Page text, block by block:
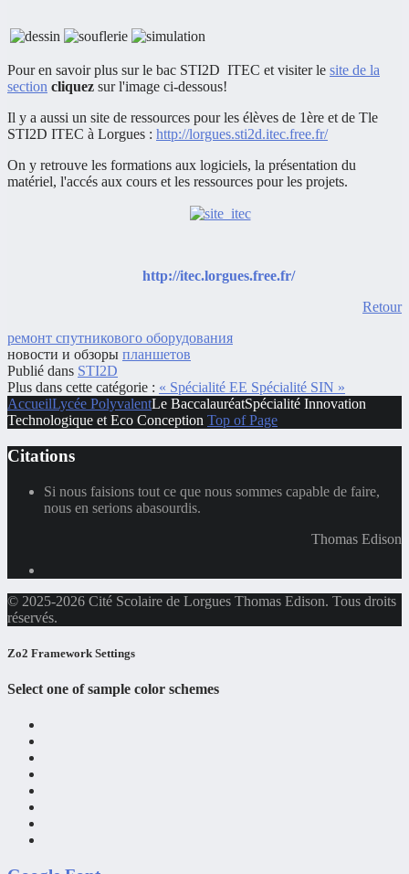
Pour en savoir plus sur le bac STI2D ITEC et visiter le site de la
section cliquez sur l'image ci-dessous!
Il y a aussi un site de ressources pour les élèves de 1ère et de Tle
STI2D ITEC à Lorgues : http://lorgues.sti2d.itec.free.fr/
On y retrouve les formations aux logiciels, la présentation du
matériel, l'accés aux cours et les ressources pour les projets.
http://itec.lorgues.free.fr/
Retour
ремонт спутникового оборудования
новости и обзоры планшетов
Publié dans STI2D
Plus dans cette catégorie : « Spécialité EE Spécialité SIN »
AccueilLycée PolyvalentLe BaccalauréatSpécialité Innovation
Technologique et Eco Conception Top of Page
Citations
Si nous faisions tout ce que nous sommes capable de faire,
nous en serions abasourdis.
Thomas Edison
© 2025-2026 Cité Scolaire de Lorgues Thomas Edison. Tous droits
réservés.
Zo2 Framework Settings
Select one of sample color schemes